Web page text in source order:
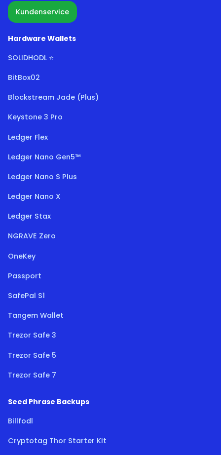
Kundenservice
Hardware Wallets
SOLIDHODL ⭐
BitBox02
Blockstream Jade (Plus)
Keystone 3 Pro
Ledger Flex
Ledger Nano Gen5™
Ledger Nano S Plus
Ledger Nano X
Ledger Stax
NGRAVE Zero
OneKey
Passport
SafePal S1
Tangem Wallet
Trezor Safe 3
Trezor Safe 5
Trezor Safe 7
Seed Phrase Backups
Billfodl
Cryptotag Thor Starter Kit